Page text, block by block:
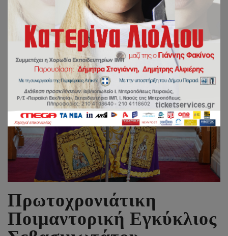
Πρωτοχρονιάτικη
Ποιμαντορική Εγκύκλιος